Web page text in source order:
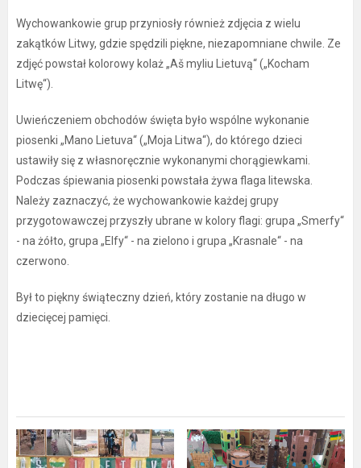
Wychowankowie grup przyniosły również zdjęcia z wielu
zakątków Litwy, gdzie spędzili piękne, niezapomniane chwile. Ze
zdjęć powstał kolorowy kolaż „Aš myliu Lietuvą“ („Kocham
Litwę“).
Uwieńczeniem obchodów święta było wspólne wykonanie
piosenki „Mano Lietuva“ („Moja Litwa“), do którego dzieci
ustawiły się z własnoręcznie wykonanymi chorągiewkami.
Podczas śpiewania piosenki powstała żywa flaga litewska.
Należy zaznaczyć, że wychowankowie każdej grupy
przygotowawczej przyszły ubrane w kolory flagi: grupa „Smerfy“
- na żółto, grupa „Elfy“ - na zielono i grupa „Krasnale“ - na
czerwono.
Był to piękny świąteczny dzień, który zostanie na długo w
dziecięcej pamięci.